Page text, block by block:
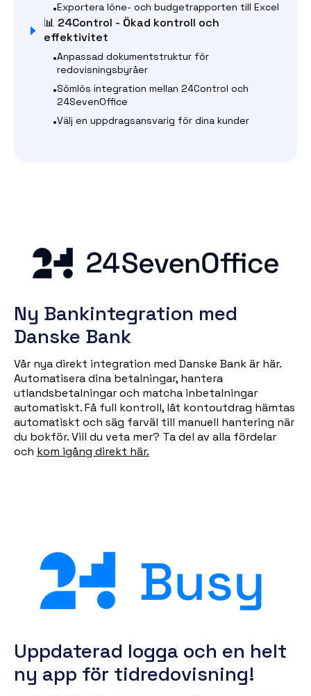
•Exportera löne- och budgetrapporten till Excel
📊 24Control - Ökad kontroll och
effektivitet
•Anpassad dokumentstruktur för
redovisningsbyråer
•Sömlös integration mellan 24Control och
24SevenOffice
•Välj en uppdragsansvarig för dina kunder
Ny Bankintegration med
Danske Bank
Vår nya direkt integration med Danske Bank är här.
Automatisera dina betalningar, hantera
utlandsbetalningar och matcha inbetalningar
automatiskt. Få full kontroll, låt kontoutdrag hämtas
automatiskt och säg farväl till manuell hantering när
du bokför. Vill du veta mer? Ta del av alla fördelar
och kom igång direkt här.
Uppdaterad logga och en helt
ny app för tidredovisning!